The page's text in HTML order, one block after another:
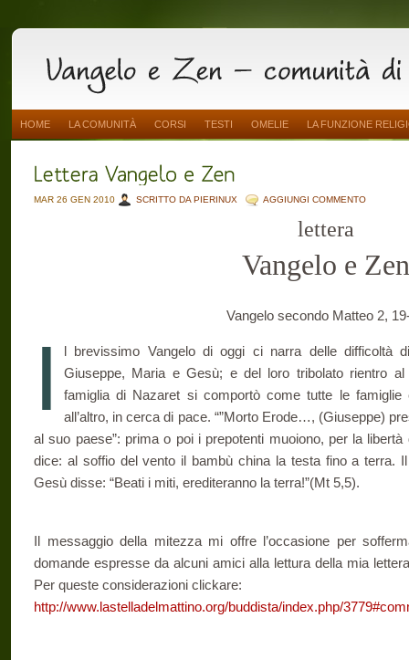
HOME LA COMUNITÀ CORSI TESTI OMELIE LA FUNZIONE
MAR 26 GEN 2010 SCRITTO DA PIERINUX AGGIUNGI COMMENTO
lettera
Vangelo e Zen
Vangelo secondo Matteo 2,
I
l brevissimo Vangelo di oggi ci narra delle difficoltà
Giuseppe, Maria e Gesù; e del loro tribolato rientro
famiglia di Nazaret si comportò come tutte le
all’altro, in cerca di pace. “”Morto Erode…, (Giuseppe)
al suo paese”: prima o poi i prepotenti muoiono, per la
dice: al soffio del vento il bambù china la testa fino a terra.
Gesù disse: “Beati i miti, erediteranno la terra!”(Mt 5,5).
Il messaggio della mitezza mi offre l’occasione per
domande espresse da alcuni amici alla lettura della mia
Per queste considerazioni clickare:
http://www.lastelladelmattino.org/buddista/index.php/